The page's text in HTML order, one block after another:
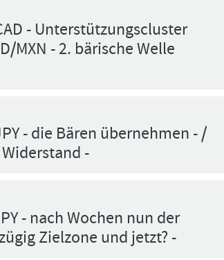
- Unterstützungscluster
MXN - 2. bärische Welle
- die Bären übernehmen - /
-
- nach Wochen nun der
Zielzone und jetzt? -